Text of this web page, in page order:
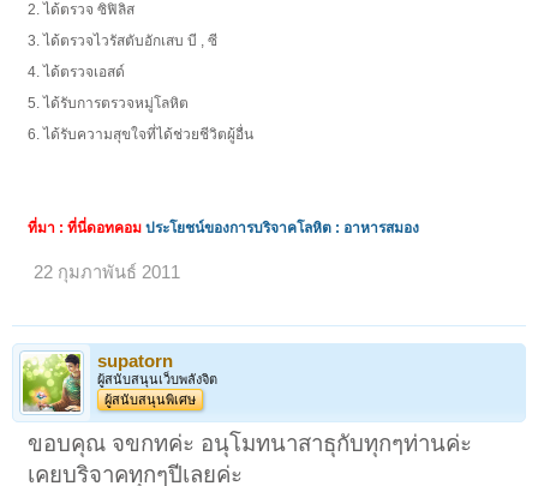
2. ได้ตรวจ ซิฟิลิส
3. ได้ตรวจไวรัสตับอักเสบ บี , ซี
4. ได้ตรวจเอสด์
5. ได้รับการตรวจหมู่โลหิต
6. ได้รับความสุขใจที่ได้ช่วยชีวิตผู้อื่น
ที่มา : ที่นี่ดอทคอมประโยชน์ของการบริจาคโลหิต : อาหารสมอง
22 กุมภาพันธ์ 2011
supatorn
ผู้สนับสนุนเว็บพลังจิต
ผู้สนับสนุนพิเศษ
ขอบคุณ จขกทค่ะ อนุโมทนาสาธุกับทุกๆท่านค่ะ
เคยบริจาคทุกๆปีเลยค่ะ